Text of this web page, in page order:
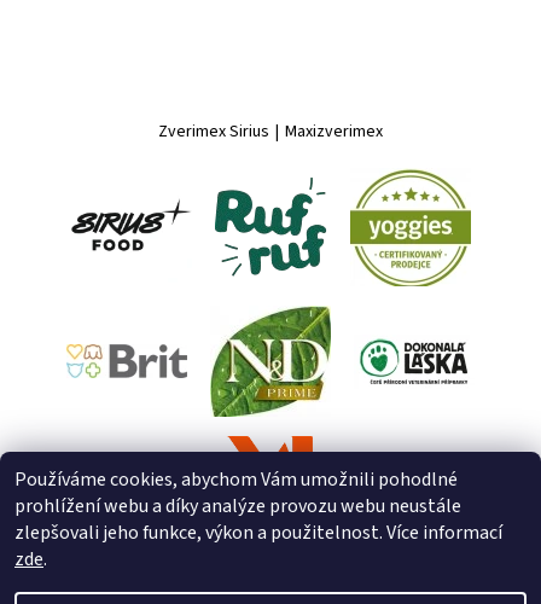
Zverimex Sirius | Maxizverimex
Používáme cookies, abychom Vám umožnili pohodlné
prohlížení webu a díky analýze provozu webu neustále
zlepšovali jeho funkce, výkon a použitelnost. Více informací
zde.